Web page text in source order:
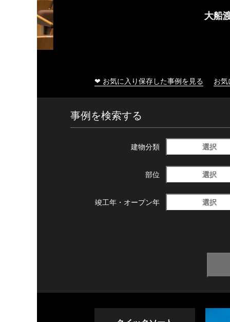
❤ お気に入り保存した事例を見る お
事例を検索する
建物分類 選択
部位 選択
竣工年・ オープン年 選択